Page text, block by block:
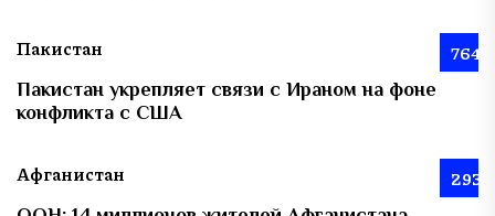
Пакистан 764
Пакистан укрепляет связи с Ираном на фоне
конфликта с США
Афганистан 293